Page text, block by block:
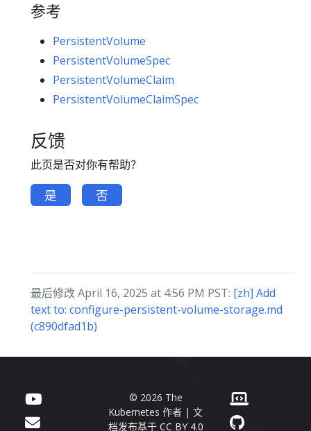
参考
PersistentVolume
PersistentVolumeSpec
PersistentVolumeClaim
PersistentVolumeClaimSpec
反馈
此页是否对你有帮助？
是 否
最后修改 April 16, 2025 at 4:56 PM PST: [zh] Add
text to: configure-persistent-volume-storage.md
(c890dfad1b)
© 2026 The
Kubernetes 作者 | 文
档发布基于 CC BY 4.0